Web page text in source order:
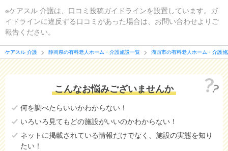
※ケアスル 介護は、 口コミ投稿ガイドラインを設置しています。ガ
イドラインに違反する口コミがあった場合は、お問い合わせよりご
報告ください。
ケアスル 介護 静岡県の有料老人ホーム・介護施設一覧 湖西市の有料老人ホーム・介護
こんなお悩みございませんか
何を調べたらいいかわからない！
いろいろ見てもどの施設がいいのかわからない！
ネットに掲載されている情報だけでなく、施設の実態を知り
たい！